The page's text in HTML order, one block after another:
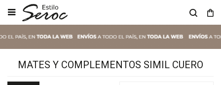

MATES Y COMPLEMENTOS SIMIL CUERO